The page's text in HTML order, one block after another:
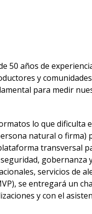
50 años de
y
para medir
lo que dificulta
natural o firma)
transversal
gobernanza
servicios de
se entregará un
y con el